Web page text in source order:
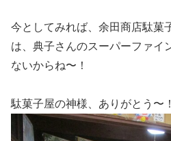
今としてみれば、余田商店駄菓
は、典子さんのスーパーファイ
ないからね〜！
駄菓子屋の神様、ありがとう〜！